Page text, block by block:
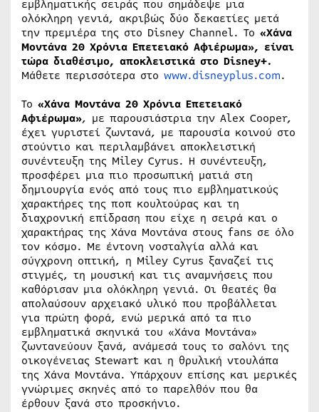
εμβληματικής σειράς που σημάδεψε μια
ολόκληρη γενιά, ακριβώς δύο δεκαετίες μετά
την πρεμιέρα της στο Disney Channel. Το «Χάνα
Μοντάνα 20 Χρόνια Επετειακό Αφιέρωμα», είναι
τώρα διαθέσιμο, αποκλειστικά στο Disney+.
Μάθετε περισσότερα στο www.disneyplus.com.
Το «Χάνα Μοντάνα 20 Χρόνια Επετειακό
Αφιέρωμα», με παρουσιάστρια την Alex Cooper,
έχει γυριστεί ζωντανά, με παρουσία κοινού στο
στούντιο και περιλαμβάνει αποκλειστική
συνέντευξη της Miley Cyrus. Η συνέντευξη,
προσφέρει μια πιο προσωπική ματιά στη
δημιουργία ενός από τους πιο εμβληματικούς
χαρακτήρες της ποπ κουλτούρας και τη
διαχρονική επίδραση που είχε η σειρά και ο
χαρακτήρας της Χάνα Μοντάνα στους fans σε όλο
τον κόσμο. Με έντονη νοσταλγία αλλά και
σύγχρονη οπτική, η Miley Cyrus ξαναζεί τις
στιγμές, τη μουσική και τις αναμνήσεις που
καθόρισαν μια ολόκληρη γενιά. Οι θεατές θα
απολαύσουν αρχειακό υλικό που προβάλλεται
για πρώτη φορά, ενώ μερικά από τα πιο
εμβληματικά σκηνικά του «Χάνα Μοντάνα»
ζωντανεύουν ξανά, ανάμεσά τους το σαλόνι της
οικογένειας Stewart και η θρυλική ντουλάπα
της Χάνα Μοντάνα. Υπάρχουν επίσης και μερικές
γνώριμες σκηνές από το παρελθόν που θα
έρθουν ξανά στο προσκήνιο.